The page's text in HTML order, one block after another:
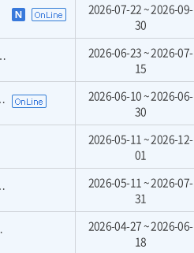
2026-07-22 ~ 2026-09-
30
2026-06-23 ~ 2026-07-
15
2026-06-10 ~ 2026-06-
30
2026-05-11 ~ 2026-12-
01
2026-05-11 ~ 2026-07-
31
2026-04-27 ~ 2026-06-
18